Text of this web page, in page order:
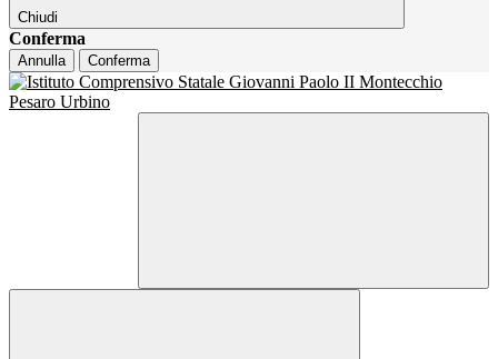
Chiudi
Conferma
Annulla Conferma